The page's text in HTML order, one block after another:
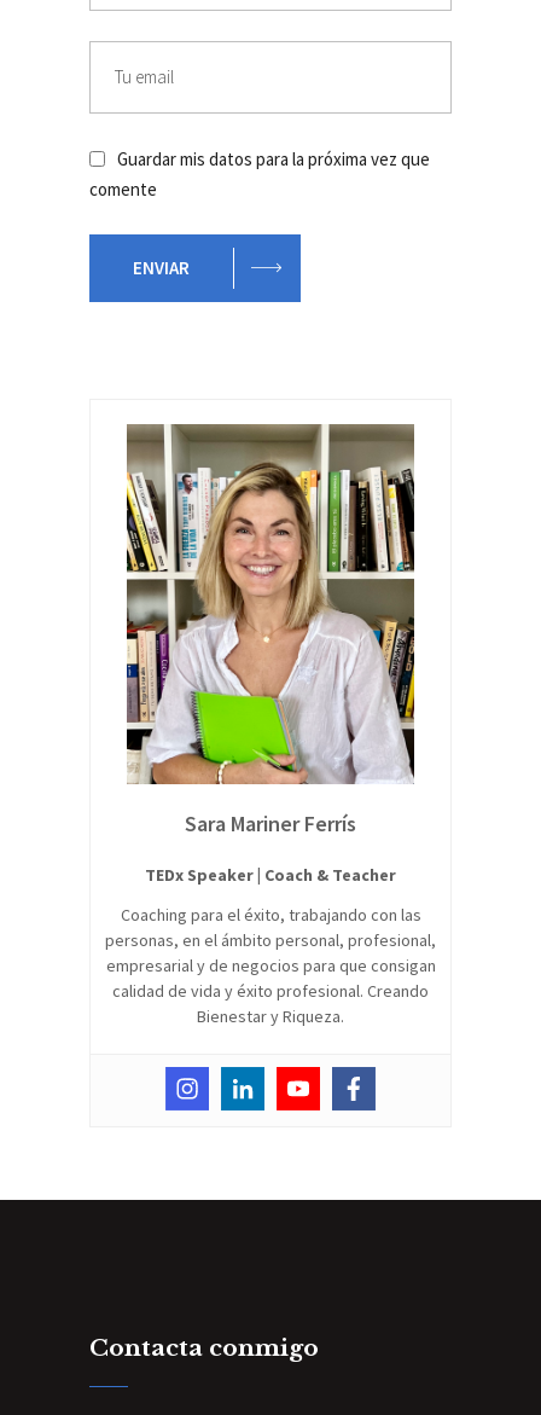
Guardar mis datos para la próxima vez que
comente
ENVIAR
Sara Mariner Ferrís
TEDx Speaker | Coach & Teacher
Coaching para el éxito, trabajando con las
personas, en el ámbito personal, profesional,
empresarial y de negocios para que consigan
calidad de vida y éxito profesional. Creando
Bienestar y Riqueza.
Contacta conmigo